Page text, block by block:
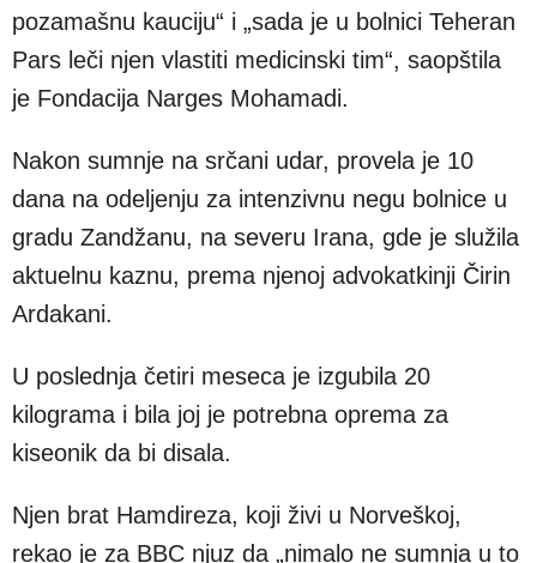
pozamašnu kauciju“ i „sada je u bolnici Teheran
Pars leči njen vlastiti medicinski tim“, saopštila
je Fondacija Narges Mohamadi.
Nakon sumnje na srčani udar, provela je 10
dana na odeljenju za intenzivnu negu bolnice u
gradu Zandžanu, na severu Irana, gde je služila
aktuelnu kaznu, prema njenoj advokatkinji Čirin
Ardakani.
U poslednja četiri meseca je izgubila 20
kilograma i bila joj je potrebna oprema za
kiseonik da bi disala.
Njen brat Hamdireza, koji živi u Norveškoj,
rekao je za BBC njuz da „nimalo ne sumnja u to